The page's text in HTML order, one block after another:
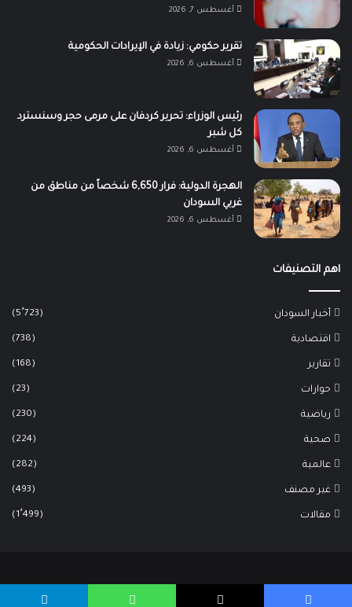
أغسطس 7, 2026
تقرير حكومي: زيادة في الإيرادات الحكومية
أغسطس 6, 2026
رئيس الوزراء: تحرير كردفان على مرمى حجر وسنسترد
كل شبر
أغسطس 6, 2026
الهجرة الدولية: فرار 6,650 شخصاً من مناطق من
غربي السودان
أغسطس 6, 2026
اهم التصنيفات
أخبار السودان (5٬723)
اقتصادية (738)
تقارير (168)
حوارات (23)
رياضية (230)
صحية (224)
عالمية (282)
غير مصنف (493)
مقالات (1٬499)